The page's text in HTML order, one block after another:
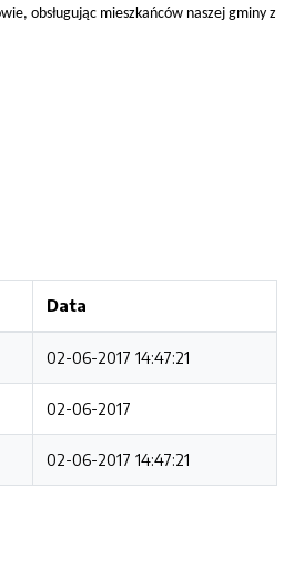
obsługując mieszkańców naszej gminy z
Data
02-06-2017 14:47:21
02-06-2017
02-06-2017 14:47:21